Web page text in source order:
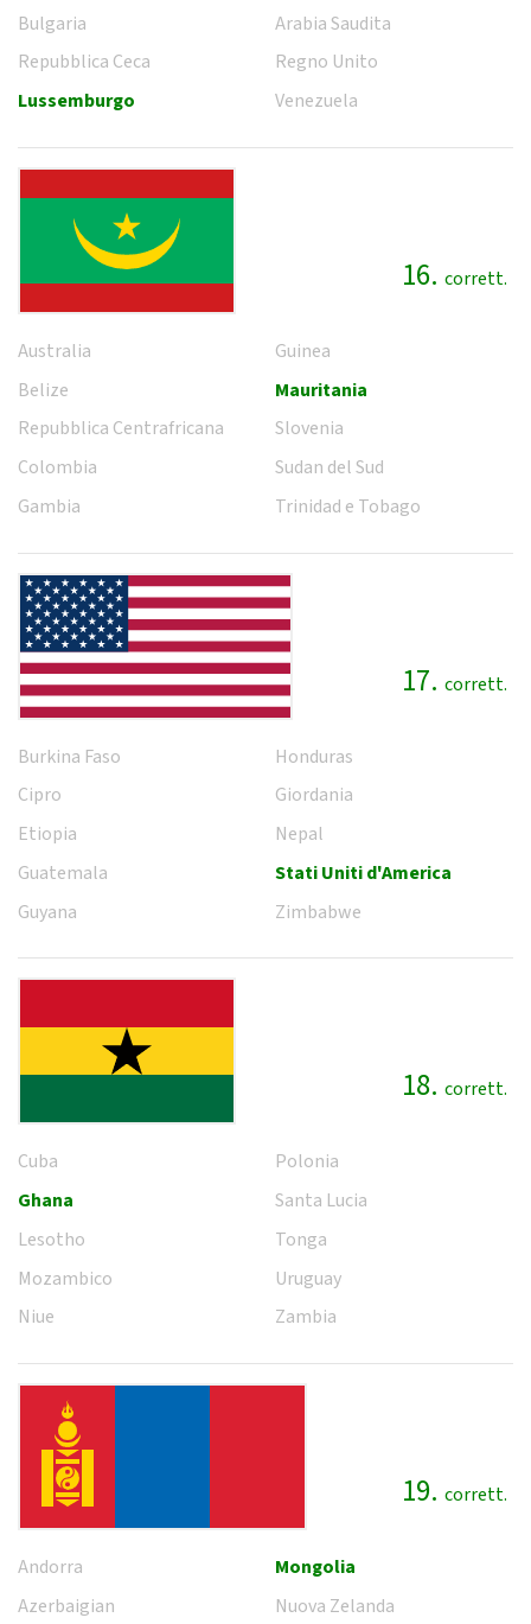
Bulgaria
Repubblica Ceca
Lussemburgo
Arabia Saudita
Regno Unito
Venezuela
16. corrett.
Australia
Belize
Repubblica Centrafricana
Colombia
Gambia
Guinea
Mauritania
Slovenia
Sudan del Sud
Trinidad e Tobago
17. corrett.
Burkina Faso
Cipro
Etiopia
Guatemala
Guyana
Honduras
Giordania
Nepal
Stati Uniti d'America
Zimbabwe
18. corrett.
Cuba
Ghana
Lesotho
Mozambico
Niue
Polonia
Santa Lucia
Tonga
Uruguay
Zambia
19. corrett.
Andorra
Azerbaigian
Mongolia
Nuova Zelanda